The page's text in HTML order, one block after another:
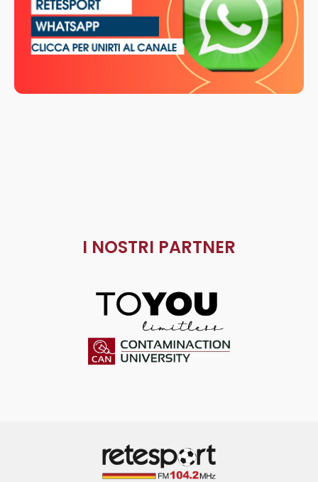
I NOSTRI PARTNER
ToYou